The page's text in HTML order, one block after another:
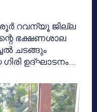
റവന്യൂ ജില്ല
ഭക്ഷണശാല
ചടങ്ങും
ഉദ്ഘാടനം...